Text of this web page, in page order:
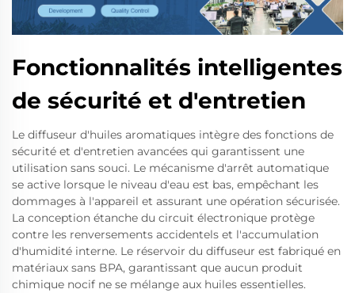
Fonctionnalités intelligentes
de sécurité et d'entretien
Le diffuseur d'huiles aromatiques intègre des fonctions de
sécurité et d'entretien avancées qui garantissent une
utilisation sans souci. Le mécanisme d'arrêt automatique
se active lorsque le niveau d'eau est bas, empêchant les
dommages à l'appareil et assurant une opération sécurisée.
La conception étanche du circuit électronique protège
contre les renversements accidentels et l'accumulation
d'humidité interne. Le réservoir du diffuseur est fabriqué en
matériaux sans BPA, garantissant que aucun produit
chimique nocif ne se mélange aux huiles essentielles.